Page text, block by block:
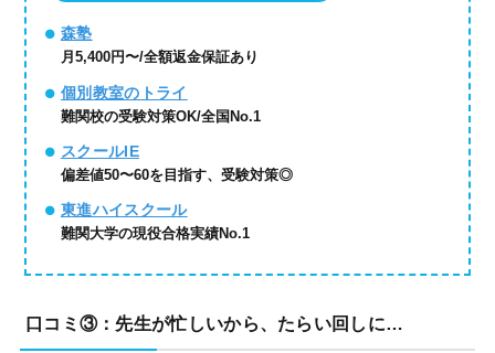
森塾
月5,400円〜/全額返金保証あり
個別教室のトライ
難関校の受験対策OK/全国No.1
スクールIE
偏差値50〜60を目指す、受験対策◎
東進ハイスクール
難関大学の現役合格実績No.1
口コミ③：先生が忙しいから、たらい回しに…